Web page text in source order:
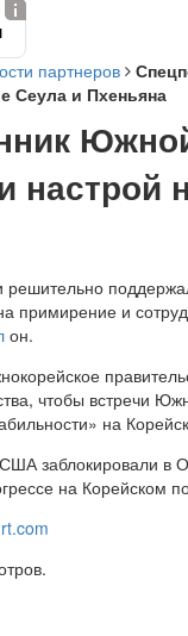
партнеров
Сеула и Пхеньяна
настрой
примирение и
он.
чтобы встречи
на
заблокировали в
на Корейском